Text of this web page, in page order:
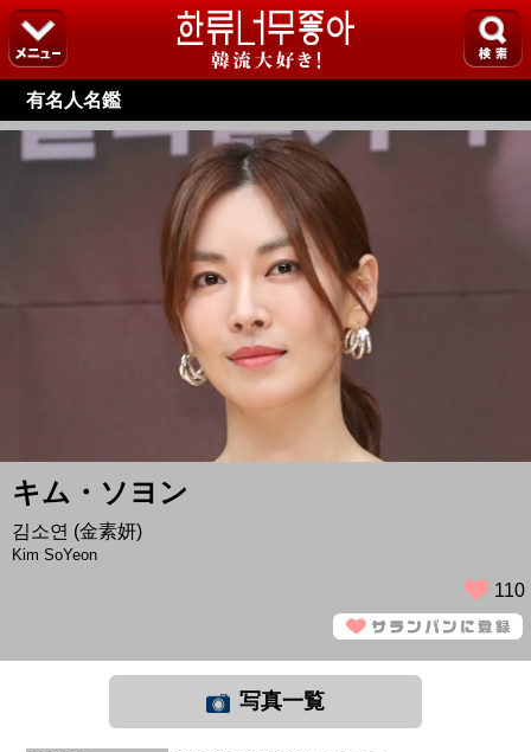
有名人名鑑
キム・ソヨン
김소연 (金素妍)
Kim SoYeon
110
写真一覧